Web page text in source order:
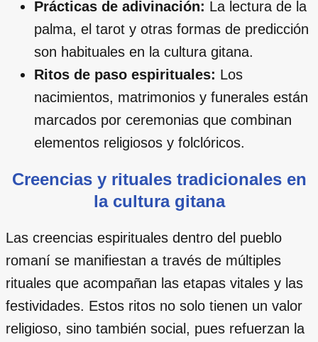
Prácticas de adivinación: La lectura de la
palma, el tarot y otras formas de predicción
son habituales en la cultura gitana.
Ritos de paso espirituales: Los
nacimientos, matrimonios y funerales están
marcados por ceremonias que combinan
elementos religiosos y folclóricos.
Creencias y rituales tradicionales en
la cultura gitana
Las creencias espirituales dentro del pueblo
romaní se manifiestan a través de múltiples
rituales que acompañan las etapas vitales y las
festividades. Estos ritos no solo tienen un valor
religioso, sino también social, pues refuerzan la